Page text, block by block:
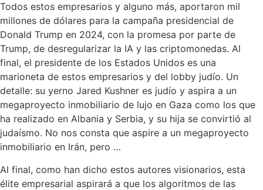
Todos estos empresarios y alguno más, aportaron mil
millones de dólares para la campaña presidencial de
Donald Trump en 2024, con la promesa por parte de
Trump, de desregularizar la IA y las criptomonedas. Al
final, el presidente de los Estados Unidos es una
marioneta de estos empresarios y del lobby judío. Un
detalle: su yerno Jared Kushner es judío y aspira a un
megaproyecto inmobiliario de lujo en Gaza como los que
ha realizado en Albania y Serbia, y su hija se convirtió al
judaísmo. No nos consta que aspire a un megaproyecto
inmobiliario en Irán, pero …
Al final, como han dicho estos autores visionarios, esta
élite empresarial aspirará a que los algoritmos de las